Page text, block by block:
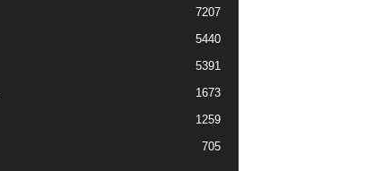
7207
5440
5391
1673
1259
705